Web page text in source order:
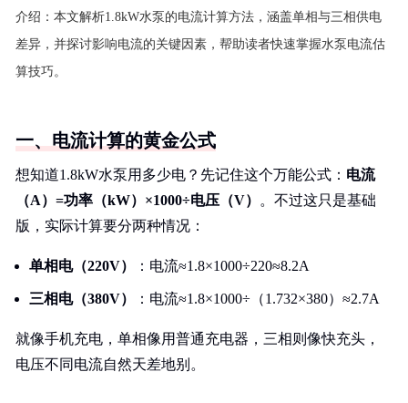
介绍： 本文解析1.8kW水泵的电流计算方法，涵盖单相与三相供电
差异，并探讨影响电流的关键因素，帮助读者快速掌握水泵电流估
算技巧。
一、电流计算的黄金公式
想知道1.8kW水泵用多少电？先记住这个万能公式： 电流
（A）=功率（kW）×1000÷电压（V）
。不过这只是基础
版，实际计算要分两种情况：
单相电（220V） ：电流≈1.8×1000÷220≈8.2A
三相电（380V） ：电流≈1.8×1000÷（1.732×380）≈2.7A
就像手机充电，单相像用普通充电器，三相则像快充头，
电压不同电流自然天差地别。